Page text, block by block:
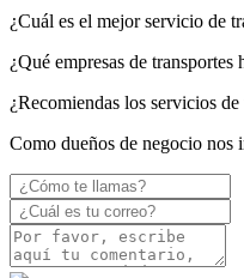
¿Cuál es el mejor servicio de
¿Qué empresas de
¿Recomiendas los servicios
Como dueños de negocio nos